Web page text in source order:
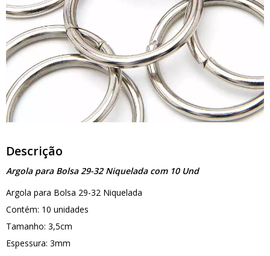
Descrição
Argola para Bolsa 29-32 Niquelada com 10 Und
Argola para Bolsa 29-32 Niquelada
Contém: 10 unidades
Tamanho: 3,5cm
Espessura: 3mm